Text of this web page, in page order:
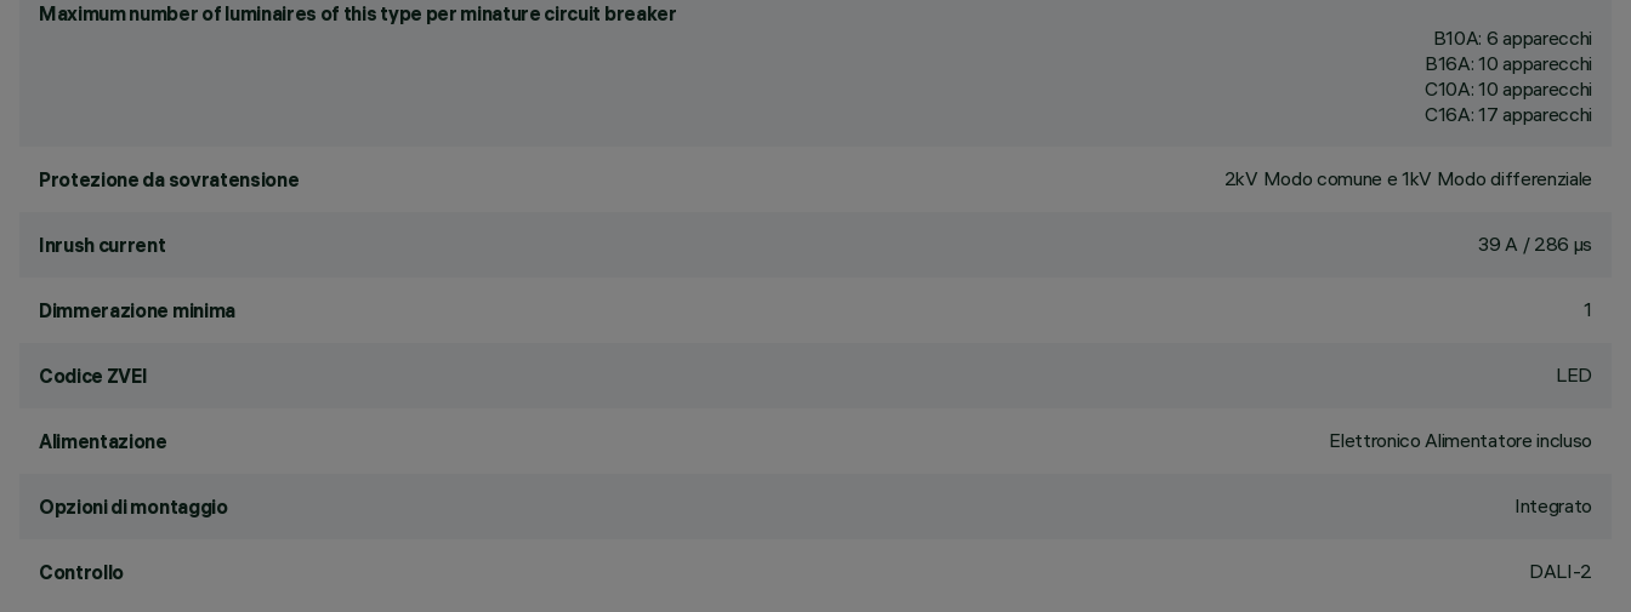
Maximum number of luminaires of this type per minature circuit breaker
B10A: 6 apparecchi
B16A: 10 apparecchi
C10A: 10 apparecchi
C16A: 17 apparecchi
Protezione da sovratensione 2kV Modo comune e 1kV Modo differenziale
Inrush current 39 A / 286 µs
Dimmerazione minima 1
Codice ZVEI LED
Alimentazione Elettronico Alimentatore incluso
Opzioni di montaggio Integrato
Controllo DALI-2